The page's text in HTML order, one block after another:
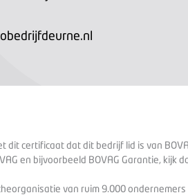
dit certificaat dat dit bedrijf lid is van
en bijvoorbeeld BOVAG Garantie, kijk
van ruim 9.000